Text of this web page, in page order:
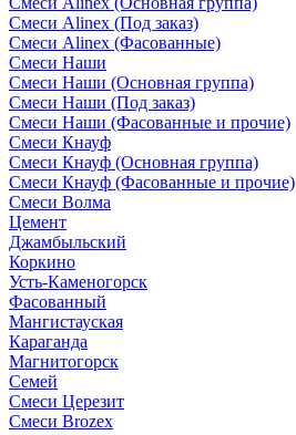
Смеси Alinex (Под заказ)
Смеси Alinex (Фасованные)
Смеси Наши
Смеси Наши (Основная группа)
Смеси Наши (Под заказ)
Смеси Наши (Фасованные и прочие)
Смеси Кнауф
Смеси Кнауф (Основная группа)
Смеси Кнауф (Фасованные и прочие)
Смеси Волма
Цемент
Джамбыльский
Коркино
Усть-Каменогорск
Фасованный
Мангистауская
Караганда
Магнитогорск
Семей
Смеси Церезит
Смеси Brozex